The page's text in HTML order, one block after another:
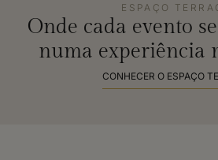
ESPAÇO
Onde cada evento
numa experiência
CONHECER O ESPAÇO